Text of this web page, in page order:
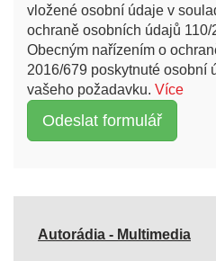
vložené osobní údaje v
ochraně osobních údajů
Obecným nařízením o
2016/679 poskytnuté osobní
vašeho požadavku. Více
Autorádia - Multimedia